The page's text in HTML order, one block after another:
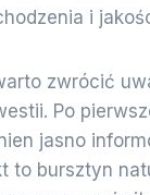
i
zwrócić
Po
jasno
to bursztyn